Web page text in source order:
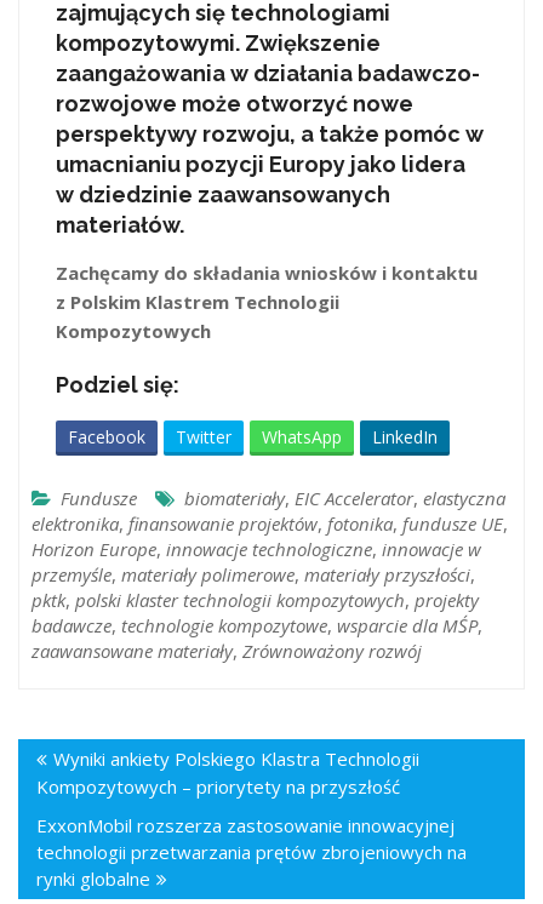
zajmujących się technologiami
kompozytowymi. Zwiększenie
zaangażowania w działania badawczo-
rozwojowe może otworzyć nowe
perspektywy rozwoju, a także pomóc w
umacnianiu pozycji Europy jako lidera
w dziedzinie zaawansowanych
materiałów.
Zachęcamy do składania wniosków i kontaktu
z Polskim Klastrem Technologii
Kompozytowych
Podziel się:
Facebook Twitter WhatsApp LinkedIn
Fundusze biomateriały, EIC Accelerator, elastyczna
elektronika, finansowanie projektów, fotonika, fundusze UE,
Horizon Europe, innowacje technologiczne, innowacje w
przemyśle, materiały polimerowe, materiały przyszłości,
pktk, polski klaster technologii kompozytowych, projekty
badawcze, technologie kompozytowe, wsparcie dla MŚP,
zaawansowane materiały, Zrównoważony rozwój
Wyniki ankiety Polskiego Klastra Technologii
Kompozytowych – priorytety na przyszłość
ExxonMobil rozszerza zastosowanie innowacyjnej
technologii przetwarzania prętów zbrojeniowych na
rynki globalne